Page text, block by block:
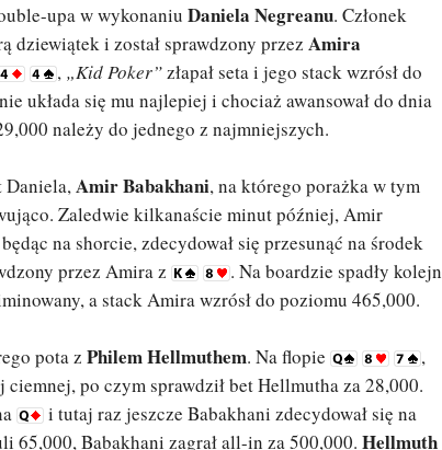
upa w wykonaniu Daniela Negreanu. Członek
dziewiątek i został sprawdzony przez Amira
, „Kid Poker”złapał seta i jego stack wzrósł do
układa się mu najlepiej i chociaż awansował do dnia
należy do jednego z najmniejszych.
Daniela,Amir Babakhani, na którego porażka w tym
Zaledwie kilkanaście minut później, Amir
na shorcie, zdecydował się przesunąć na środek
przez Amira z
. Na boardzie spadły
a stack Amira wzrósł do poziomu 465,000.
pota z Philem Hellmuthem. Na flopie ,
ciemnej, po czym sprawdził bet Hellmutha za 28,000.
i tutaj raz jeszcze Babakhani zdecydował się na
65,000, Babakhani zagrał all-in za 500,000. Hellmuth